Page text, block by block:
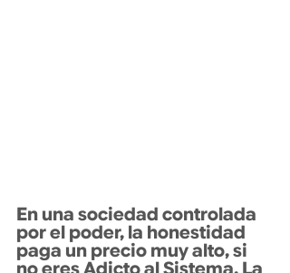
En una sociedad controlada
por el poder, la honestidad
paga un precio muy alto, si